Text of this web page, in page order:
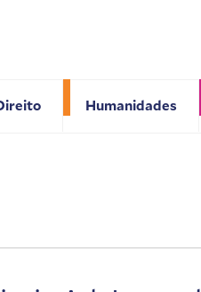
Humanidades